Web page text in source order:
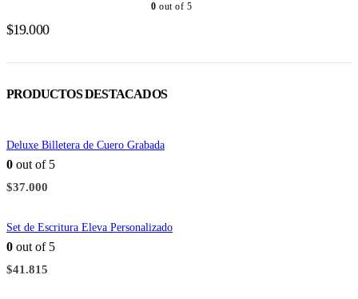
0 out of 5
$19.000
PRODUCTOS DESTACADOS
Deluxe Billetera de Cuero Grabada
0 out of 5
$37.000
Set de Escritura Eleva Personalizado
0 out of 5
$41.815